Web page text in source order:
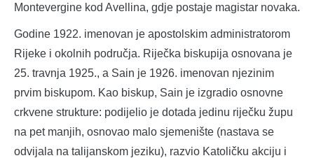
Montevergine kod Avellina, gdje postaje magistar novaka.
Godine 1922. imenovan je apostolskim administratorom
Rijeke i okolnih područja. Riječka biskupija osnovana je
25. travnja 1925., a Sain je 1926. imenovan njezinim
prvim biskupom. Kao biskup, Sain je izgradio osnovne
crkvene strukture: podijelio je dotada jedinu riječku župu
na pet manjih, osnovao malo sjemenište (nastava se
odvijala na talijanskom jeziku), razvio Katoličku akciju i